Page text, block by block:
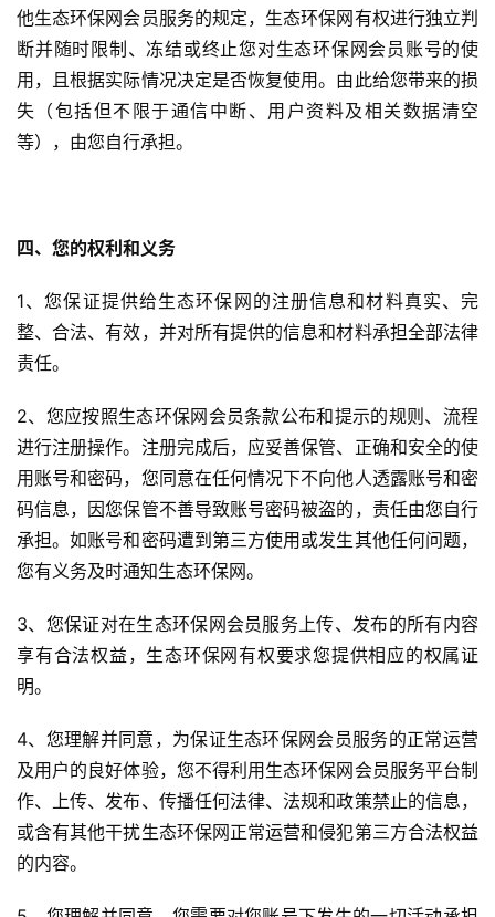
他生态环保网会员服务的规定，生态环保网有权进行独立判
断并随时限制、冻结或终止您对生态环保网会员账号的使
用，且根据实际情况决定是否恢复使用。由此给您带来的损
失（包括但不限于通信中断、用户资料及相关数据清空
等），由您自行承担。
四、您的权利和义务
1、您保证提供给生态环保网的注册信息和材料真实、完
整、合法、有效，并对所有提供的信息和材料承担全部法律
责任。
2、您应按照生态环保网会员条款公布和提示的规则、流程
进行注册操作。注册完成后，应妥善保管、正确和安全的使
用账号和密码，您同意在任何情况下不向他人透露账号和密
码信息，因您保管不善导致账号密码被盗的，责任由您自行
承担。如账号和密码遭到第三方使用或发生其他任何问题，
您有义务及时通知生态环保网。
3、您保证对在生态环保网会员服务上传、发布的所有内容
享有合法权益，生态环保网有权要求您提供相应的权属证
明。
4、您理解并同意，为保证生态环保网会员服务的正常运营
及用户的良好体验，您不得利用生态环保网会员服务平台制
作、上传、发布、传播任何法律、法规和政策禁止的信息，
或含有其他干扰生态环保网正常运营和侵犯第三方合法权益
的内容。